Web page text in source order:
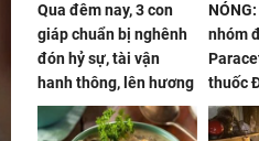
Qua đêm nay, 3 con
giáp chuẩn bị nghênh
đón hỷ sự, tài vận
hanh thông, lên hương
hóa Rồng hóa Phượng,
gom hết may mắn về
nhóm
thuốc
bách